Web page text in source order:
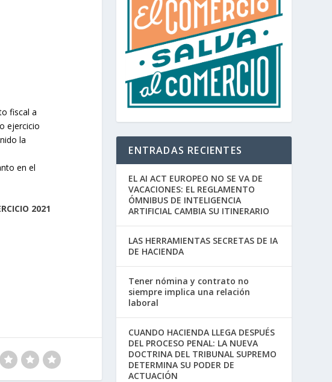
fiscal a
ejercicio
la
en el
2021
ENTRADAS RECIENTES
EL AI ACT EUROPEO NO SE VA DE
VACACIONES: EL REGLAMENTO
ÓMNIBUS DE INTELIGENCIA
ARTIFICIAL CAMBIA SU ITINERARIO
LAS HERRAMIENTAS SECRETAS DE IA
DE HACIENDA
Tener nómina y contrato no
siempre implica una relación
laboral
CUANDO HACIENDA LLEGA DESPUÉS
DEL PROCESO PENAL: LA NUEVA
DOCTRINA DEL TRIBUNAL SUPREMO
DETERMINA SU PODER DE
ACTUACIÓN